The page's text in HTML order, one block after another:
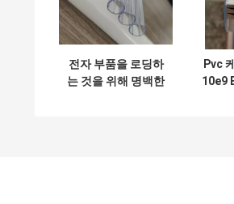
전자 부품을 로딩하
는 것을 위해 명백한
Pvc
10e9